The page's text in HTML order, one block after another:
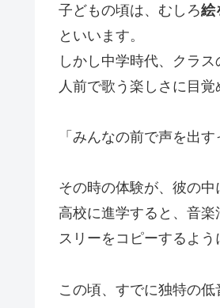
子どもの頃は、むしろ絵
といいます。
しかし中学時代、クラ
人前で歌う楽しさに目覚
「みんなの前で声を出
その時の体験が、彼の中
高校に進学すると、音
スリーをコピーするよう
この頃、すでに独特の